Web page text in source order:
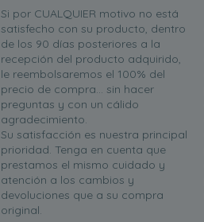
Si por CUALQUIER motivo no está
satisfecho con su producto, dentro
de los 90 días posteriores a la
recepción del producto adquirido,
le reembolsaremos el 100% del
precio de compra... sin hacer
preguntas y con un cálido
agradecimiento.
Su satisfacción es nuestra principal
prioridad. Tenga en cuenta que
prestamos el mismo cuidado y
atención a los cambios y
devoluciones que a su compra
original.